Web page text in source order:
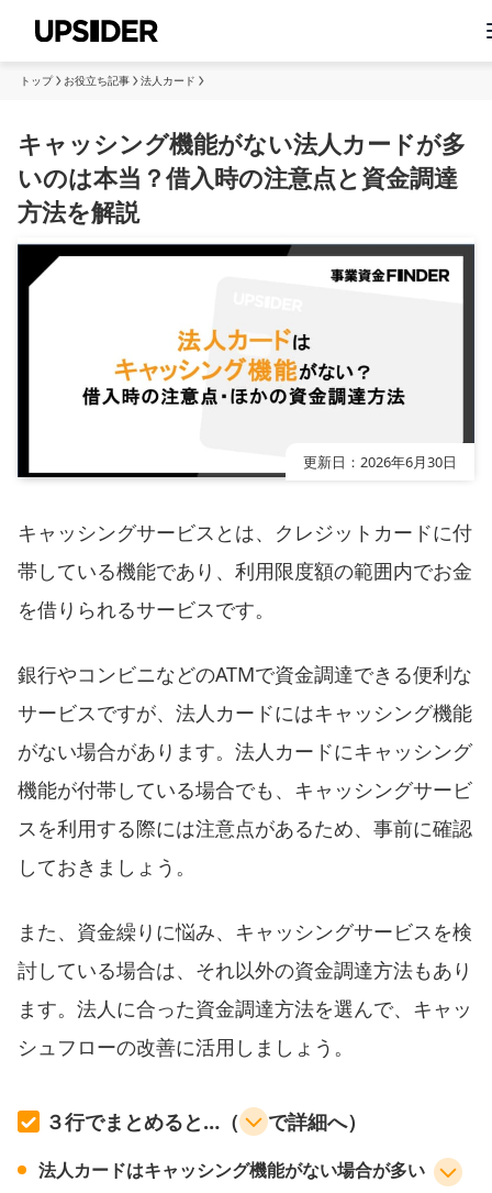
トップ お役立ち記事 法人カード
キャッシング機能がない法人カードが多
いのは本当？借入時の注意点と資金調達
方法を解説
更新日： 2026年6月30日
キャッシングサービスとは、クレジットカードに付
帯している機能であり、利用限度額の範囲内でお金
を借りられるサービスです。
銀行やコンビニなどのATMで資金調達できる便利な
サービスですが、法人カードにはキャッシング機能
がない場合があります。法人カードにキャッシング
機能が付帯している場合でも、キャッシングサービ
スを利用する際には注意点があるため、事前に確認
しておきましょう。
また、資金繰りに悩み、キャッシングサービスを検
討している場合は、それ以外の資金調達方法もあり
ます。法人に合った資金調達方法を選んで、キャッ
シュフローの改善に活用しましょう。
３行でまとめると…（ で詳細へ）
法人カードはキャッシング機能がない場合が多い